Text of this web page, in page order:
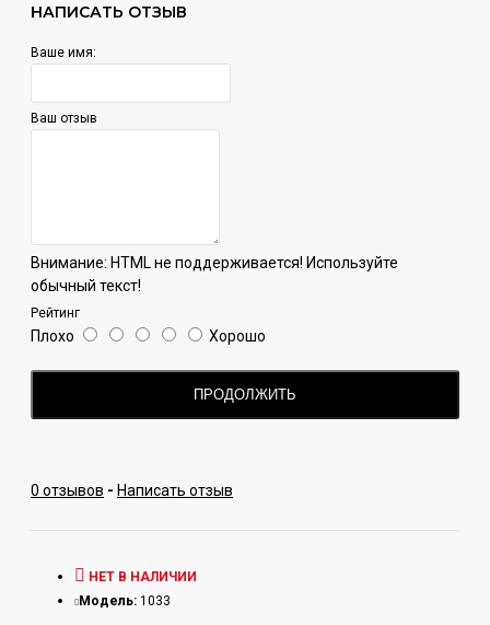
НАПИСАТЬ ОТЗЫВ
Ваше имя:
Ваш отзыв
Внимание: HTML не поддерживается! Используйте
обычный текст!
Рейтинг
Плохо Хорошо
ПРОДОЛЖИТЬ
0 отзывов - Написать отзыв
НЕТ В НАЛИЧИИ
Модель: 1033